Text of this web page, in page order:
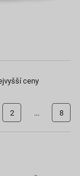
ceny
2 ... 8